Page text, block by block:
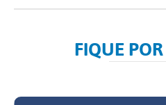
FIQUE